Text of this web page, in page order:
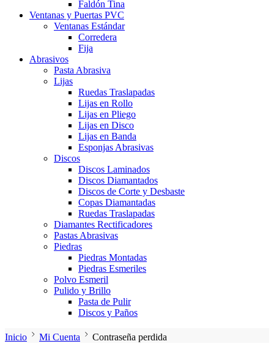
Faldón Tina
Ventanas y Puertas PVC
Ventanas Estándar
Corredera
Fija
Abrasivos
Pasta Abrasiva
Lijas
Ruedas Traslapadas
Lijas en Rollo
Lijas en Pliego
Lijas en Disco
Lijas en Banda
Esponjas Abrasivas
Discos
Discos Laminados
Discos Diamantados
Discos de Corte y Desbaste
Copas Diamantadas
Ruedas Traslapadas
Diamantes Rectificadores
Pastas Abrasivas
Piedras
Piedras Montadas
Piedras Esmeriles
Polvo Esmeril
Pulido y Brillo
Pasta de Pulir
Discos y Paños
Inicio Mi Cuenta
Contraseña perdida